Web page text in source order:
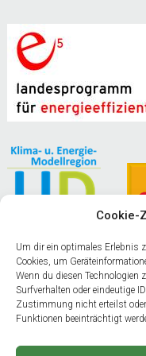
Cookie-
Um dir ein optimales Erlebnis
Cookies, um
Wenn du diesen
Surfverhalten oder eindeutige
Zustimmung nicht erteilst
Funktionen beeinträchtigt
Naturparkgemeinde am
Gemeinde Stockenboi